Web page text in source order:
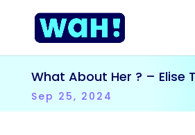
What About Her ? – Elise
Sep 25, 2024